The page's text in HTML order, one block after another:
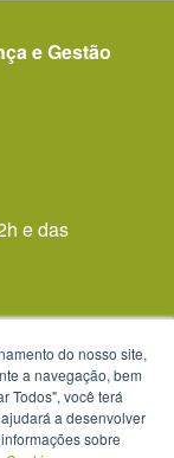
e Gestão
e das
do nosso site,
a navegação, bem
Todos", você terá
a desenvolver
sobre